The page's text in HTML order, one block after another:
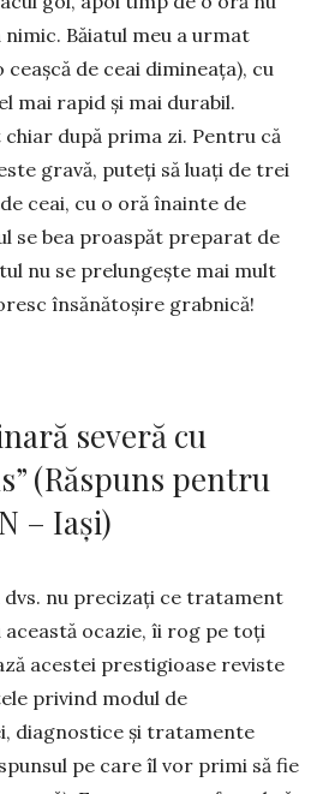
nimic. Băiatul meu a urmat
de ceai dimineața), cu
mai rapid și mai durabil.
după prima zi. Pentru că
gravă, puteți să luați de trei
ceai, cu o oră înainte de
se bea proaspăt pre­parat de
nu se prelun­geș­te mai mult
însă­nă­toșire grabnică!
severă cu
(Răspuns pentru
– Iași)
nu precizați ce tra­tament
ocazie, îi rog pe toți
acestei pres­ti­gioase reviste
pri­vind mo­dul de
diag­nos­tice și tra­tamente
pe care îl vor primi să fie